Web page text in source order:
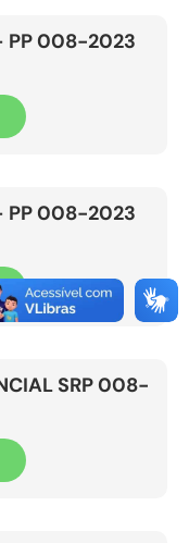
PP 008-2023
PP 008-2023
SRP 008-